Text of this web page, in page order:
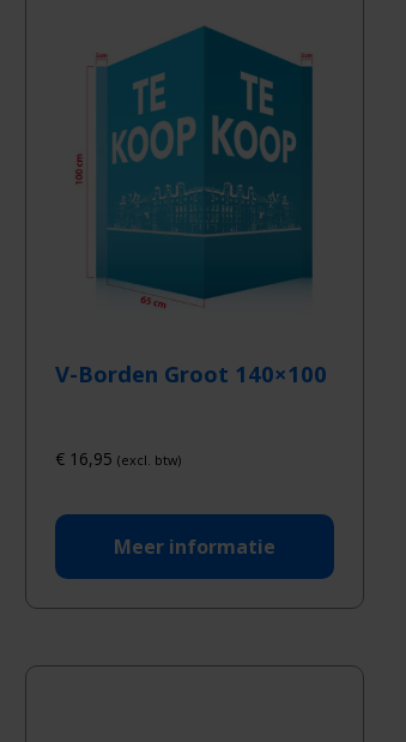
V-Borden Groot 140×100
€16,95 (excl. btw)
Meer informatie